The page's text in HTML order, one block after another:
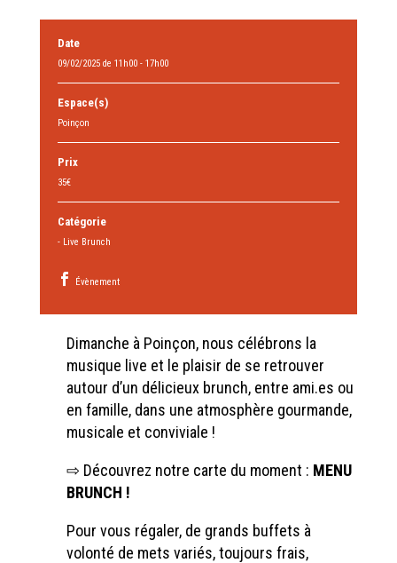
Date
09/02/2025 de 11h00 - 17h00
Espace(s)
Poinçon
Prix
35€
Catégorie
- Live Brunch
Évènement
Dimanche à Poinçon, nous célébrons la
musique live et le plaisir de se retrouver
autour d’un délicieux brunch, entre ami.es ou
en famille, dans une atmosphère gourmande,
musicale et conviviale !
⇨ Découvrez notre carte du moment : MENU
BRUNCH !
Pour vous régaler, de grands buffets à
volonté de mets variés, toujours frais,